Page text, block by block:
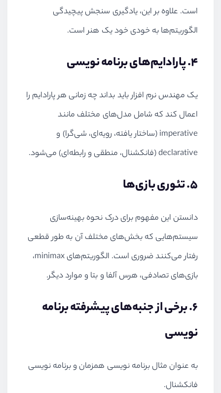
است. علاوه بر این، یادگیری سنجش پیچیدگی
الگوریتم‌ها به خودی خود یک هنر است.
4. پارادایم‌های برنامه نویسی
یک مهندس نرم افزار باید بداند چه زمانی هر پارادایم را
اعمال کند که شامل مدل‌های مختلف مانند
imperative(ساختار یافته، رویه‌ای، شی‌گرا) و
declarative(فانکشنال، منطقی و رابطه‌ای) می‌شود.
5. تئوری بازی‌ها
دانستن این مفهوم برای درک نحوه بهینه‌سازی
سیستم‌هایی که بخش‌های مختلف آن به طور قطعی
رفتار می‌کنند ضروری است. الگوریتم‌هایminimax،
بازی‌های تصادفی، هرس آلفا و بتا و موارد دیگر.
6. برخی از جنبه‌های پیشرفته برنامه
نویسی
به عنوان مثال برنامه نویسی همزمان و برنامه نویسی
فانکشنال.